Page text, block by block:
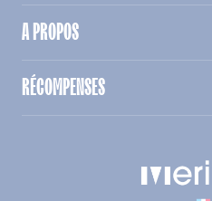
A PROPOS
RÉCOMPENSES